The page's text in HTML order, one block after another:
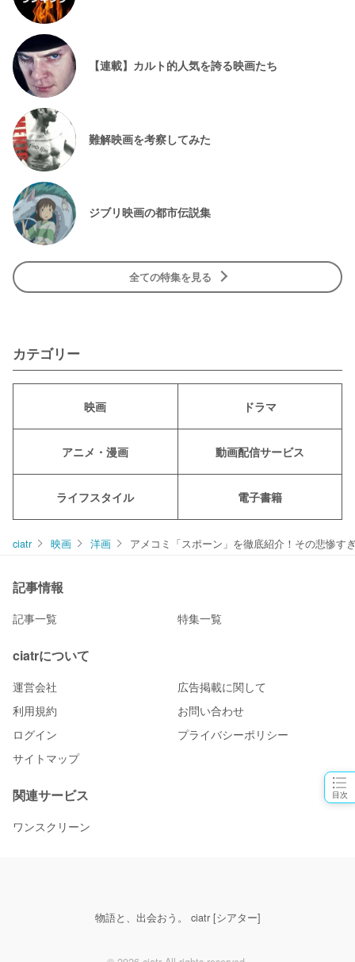
目次
【連載】カルト的人気を誇る映画たち
難解映画を考察してみた
ジブリ映画の都市伝説集
全ての特集を見る
カテゴリー
映画 ドラマ
アニメ・漫画 動画配信サービス
ライフスタイル 電子書籍
ciatr 映画 洋画 アメコミ「スポーン」を徹底紹介！その悲惨す
記事情報
記事一覧 特集一覧
ciatrについて
運営会社
広告掲載に関して
利用規約
お問い合わせ
ログイン
プライバシーポリシー
サイトマップ
関連サービス
ワンスクリーン
物語と、出会おう。 ciatr [シアター]